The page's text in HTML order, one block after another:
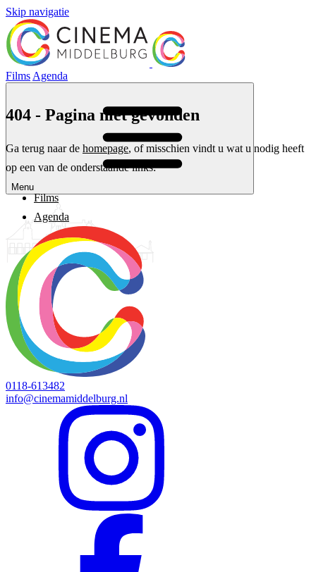
Skip navigatie
Films Agenda
Menu
404 - Pagina niet gevonden
Ga terug naar de homepage, of misschien vindt u wat u nodig heeft
op een van de onderstaande links:
Films
Agenda
0118-613482
info@cinemamiddelburg.nl